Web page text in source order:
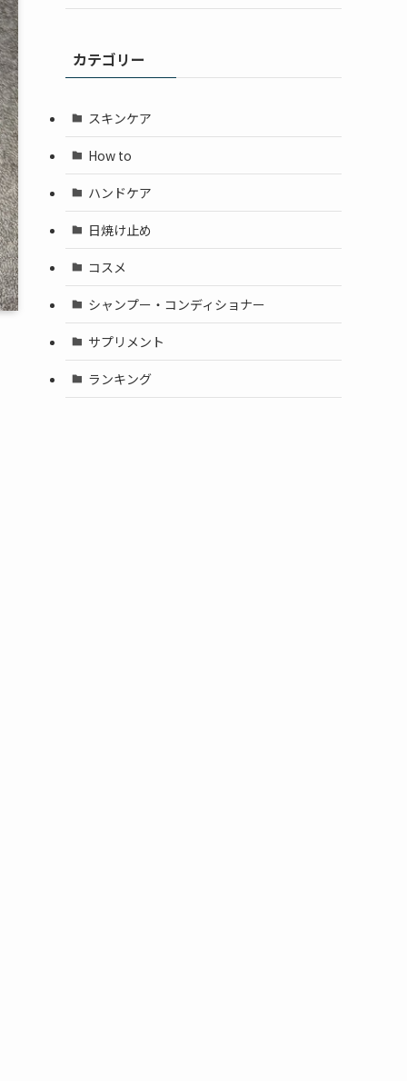
カテゴリー
スキンケア
How to
ハンドケア
日焼け止め
コスメ
シャンプー・コンディショナー
サプリメント
ランキング